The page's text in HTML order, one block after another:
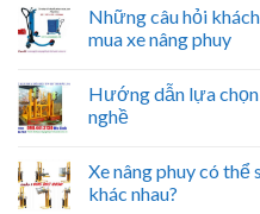
Những câu hỏi
mua xe nâng phuy
Hướng dẫn lựa
nghề
Xe nâng phuy có
khác nhau?